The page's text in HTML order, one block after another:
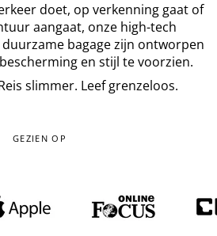
doet, op verkenning gaat of
aangaat, onze high-tech
bagage zijn ontworpen
en stijl te voorzien.
slimmer. Leef grenzeloos.
GEZIEN OP